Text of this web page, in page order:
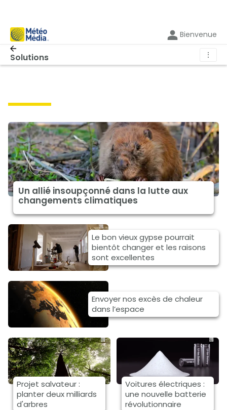
Bienvenue
Solutions ⋮
Un allié insoupçonné dans la lutte aux
changements climatiques
Le bon vieux gypse pourrait
bientôt changer et les raisons
sont excellentes
Envoyer nos excès de chaleur
dans l’espace
Projet salvateur :
planter deux milliards
d'arbres
Voitures électriques :
une nouvelle batterie
révolutionnaire